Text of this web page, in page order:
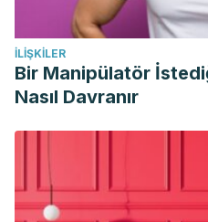
Varicocele. Mayo Clinic.
es/diseases-conditions/
treatment/drc-20378772
Santos; Catarina Oliveira;
2018. Varicocele treatment
multicentric retrospective
techniques. Centro
İLIŞKILER
Bir Manipülatör
Nasıl Davranır